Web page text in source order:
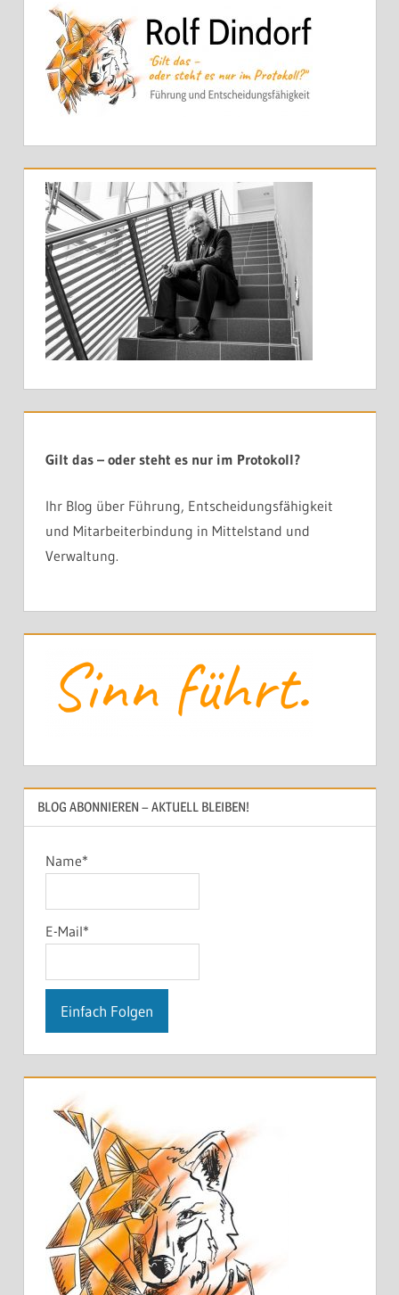
Gilt das – oder steht es nur im Protokoll?
Ihr Blog über Führung, Entscheidungsfähigkeit
und Mitarbeiterbindung in Mittelstand und
Verwaltung.
BLOG ABONNIEREN – AKTUELL BLEIBEN!
Name*
E-Mail*